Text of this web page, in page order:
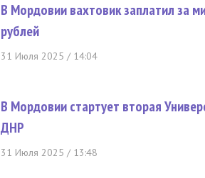
В Мордовии вахтовик заплатил за
рублей
31 Июля 2025 / 14:04
В Мордовии стартует вторая
ДНР
31 Июля 2025 / 13:48